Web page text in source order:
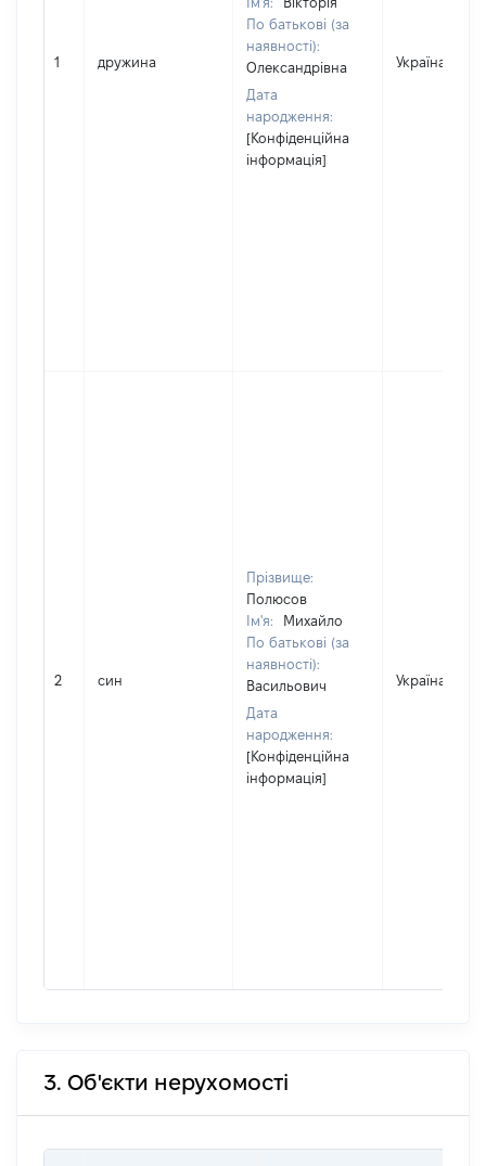
1 дружина
По батькові (за
наявності):
Олександрівна
Дата
народження:
[Конфіденційна
інформація]
Україна
2 син
Прізвище:
Полюсов
Ім'я:
Михайло
По батькові (за
наявності):
Васильович
Дата
народження:
[Конфіденційна
інформація]
Україна
3. Об'єкти нерухомості